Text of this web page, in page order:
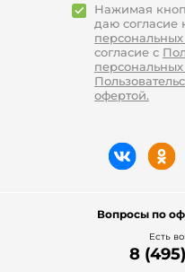
Нажимая
даю согласие
согласие с
офертой.
Вопросы по
Есть
8